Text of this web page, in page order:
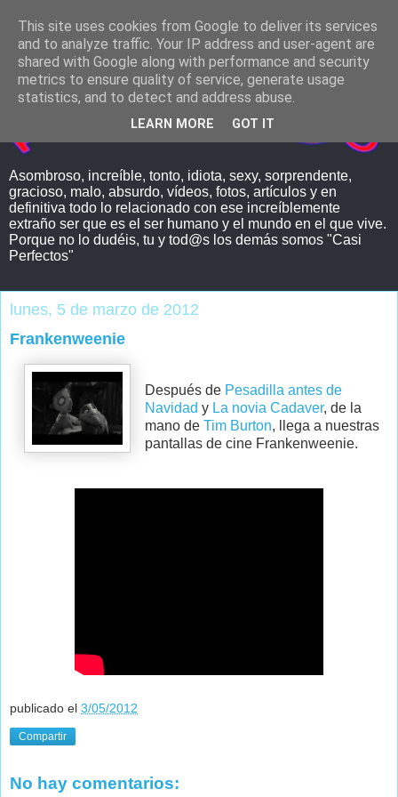
Asombroso, increíble, tonto, idiota, sexy, sorprendente,
gracioso, malo, absurdo, vídeos, fotos, artículos y en
definitiva todo lo relacionado con ese increíblemente
extraño ser que es el ser humano y el mundo en el que vive.
Porque no lo dudéis, tu y tod@s los demás somos "Casi
Perfectos"
lunes, 5 de marzo de 2012
Frankenweenie
Después de Pesadilla antes de
Navidad y La novia Cadaver, de la
mano de Tim Burton, llega a nuestras
pantallas de cine Frankenweenie.
publicado el 3/05/2012
Compartir
No hay comentarios:
This site uses cookies from Google to deliver its services
and to analyze traffic. Your IP address and user-agent are
shared with Google along with performance and security
metrics to ensure quality of service, generate usage
statistics, and to detect and address abuse.
LEARN MORE GOT IT